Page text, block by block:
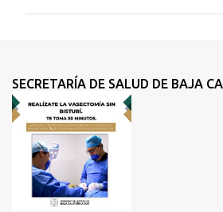
t
a
r
o
SECRETARÍA DE SALUD DE BAJA